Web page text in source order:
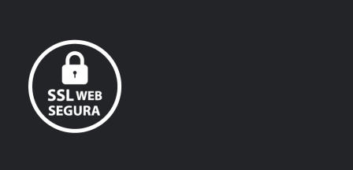
new
window
in
window